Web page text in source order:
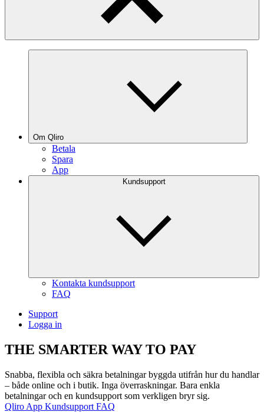
Om Qliro
Betala
Spara
App
Kundsupport
Kontakta kundsupport
FAQ
Support
Logga in
THE SMARTER WAYTO PAY
Snabba, flexibla och säkra betalningar byggda utifrån hur du handlar
– både online och i butik. Inga överraskningar. Bara enkla
betalningar och en kundsupport som verkligen bryr sig.
Qliro App Kundsupport FAQ